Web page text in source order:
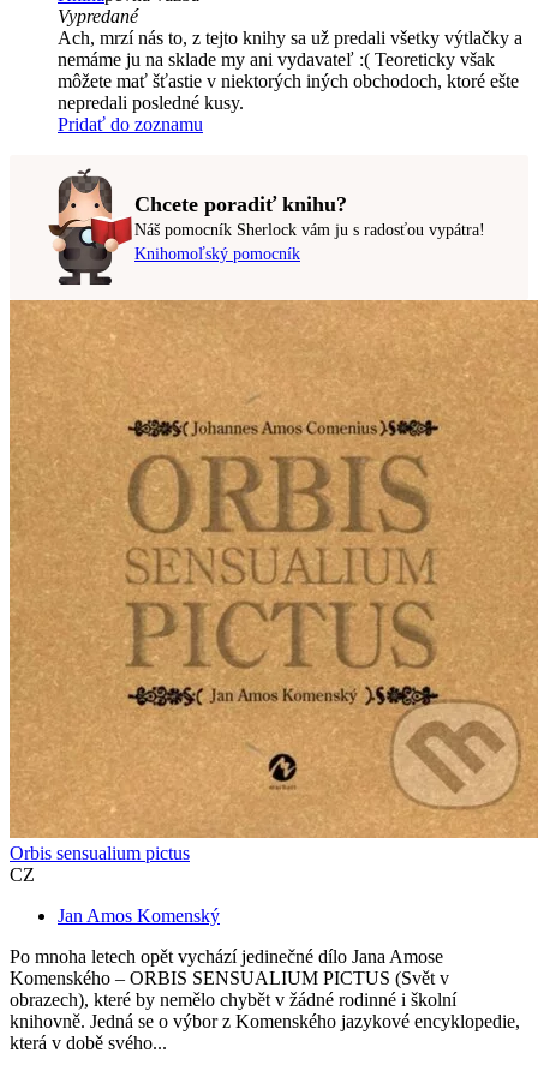
Vypredané
Ach, mrzí nás to, z tejto knihy sa už predali všetky výtlačky a
nemáme ju na sklade my ani vydavateľ :( Teoreticky však
môžete mať šťastie v niektorých iných obchodoch, ktoré ešte
nepredali posledné kusy.
Pridať do zoznamu
Chcete poradiť knihu?
Náš pomocník Sherlock vám ju s radosťou vypátra!
Knihomoľský pomocník
Orbis sensualium pictus
CZ
Jan Amos Komenský
Po mnoha letech opět vychází jedinečné dílo Jana Amose
Komenského – ORBIS SENSUALIUM PICTUS (Svět v
obrazech), které by nemělo chybět v žádné rodinné i školní
knihovně. Jedná se o výbor z Komenského jazykové encyklopedie,
která v době svého...